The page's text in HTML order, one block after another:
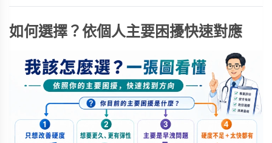
如何選擇？依個人主要困擾快速對應